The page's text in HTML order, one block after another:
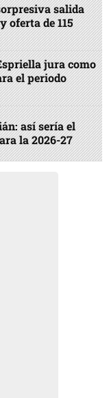
salida
oferta de 115
jura como
el periodo
así sería el
la 2026-27